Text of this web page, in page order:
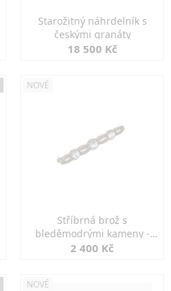
Starožitný náhrdelník s
českými granáty
18 500 Kč
NOVÉ
Stříbrná brož s
bleděmodrými kameny -
jemná elegance
2 400 Kč
NOVÉ